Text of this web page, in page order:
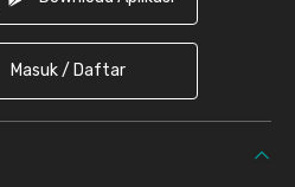
Masuk / Daftar